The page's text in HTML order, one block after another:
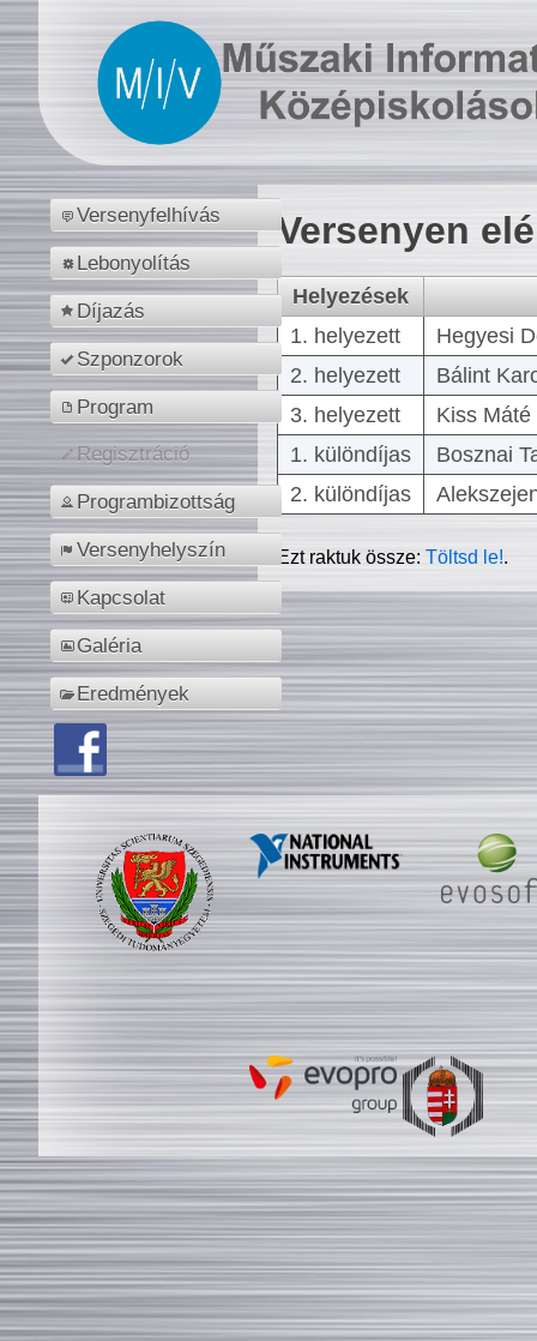
Versenyfelhívás
Lebonyolítás
Díjazás
Szponzorok
Program
Regisztráció
Programbizottság
Versenyhelyszín
Kapcsolat
Galéria
Eredmények
Versenyen
Helyezések
1. helyezett
Hegyesi
2. helyezett
Bálint
3. helyezett
Kiss
1. különdíjas
Bosznai
2. különdíjas
Ezt raktuk össze:Töltsd le!.